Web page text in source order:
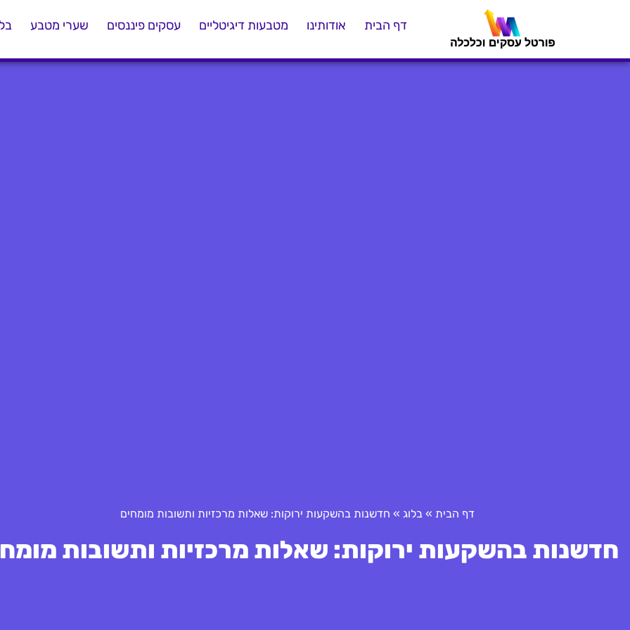
דף הבית אודותינו מטבעות דיגיטליים עסקים פיננסים שערי מטבע
דף הבית » בלוג » חדשנות בהשקעות ירוקות: שאלות מרכזיות ותשובות מומחים
חדשנות בהשקעות ירוקות: שאלות מרכזיות ותשובות